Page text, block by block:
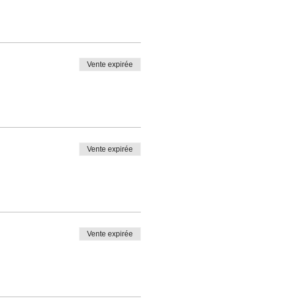
Vente expirée
Vente expirée
Vente expirée